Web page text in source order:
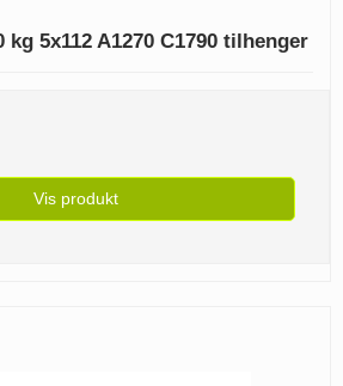
kg 5x112 A1270 C1790 tilhenger
Vis produkt